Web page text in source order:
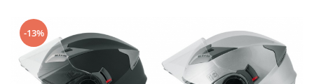
Geci
Manusi
Ochelari
Pantaloni
-13%